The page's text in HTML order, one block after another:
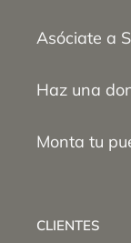
Asóciate a
Haz una
Monta tu
CLIENTES